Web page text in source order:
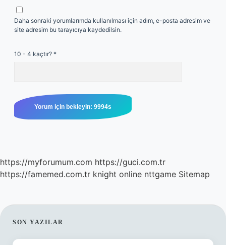
Daha sonraki yorumlarımda kullanılması için adım, e-posta adresim ve
site adresim bu tarayıcıya kaydedilsin.
10 - 4 kaçtır? *
https://myforumum.com https://guci.com.tr
https://famemed.com.tr knight online nttgame Sitemap
SIDEBAR
SON YAZILAR